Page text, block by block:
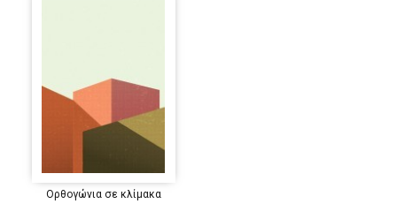
Ορθογώνια σε κλίμακα